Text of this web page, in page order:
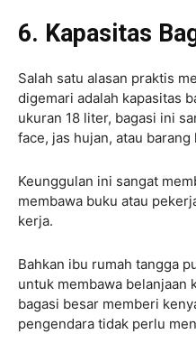
6. Kapasitas
Salah satu alasan praktis
digemari adalah kapasitas
ukuran 18 liter, bagasi ini
face, jas hujan, atau barang
Keunggulan ini sangat
membawa buku atau
kerja.
Bahkan ibu rumah tangga
untuk membawa belanjaan
bagasi besar memberi
pengendara tidak perlu